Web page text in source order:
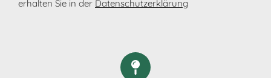
erhal­ten Sie in der Daten­schutz­er­klä­rung